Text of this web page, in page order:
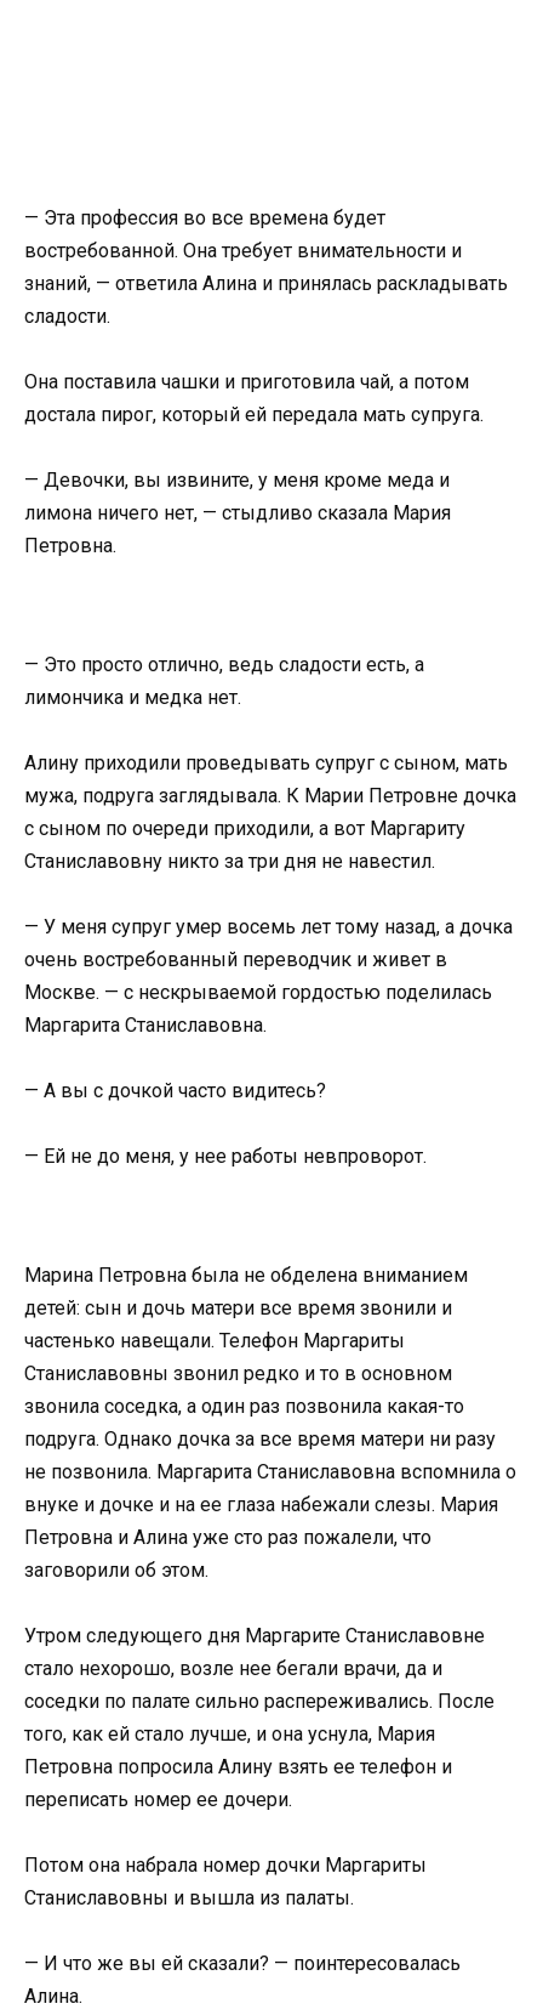
— Эта профессия во все времена будет
востребованной. Она требует внимательности и
знаний, — ответила Алина и принялась раскладывать
сладости.
Она поставила чашки и приготовила чай, а потом
достала пирог, который ей передала мать супруга.
— Девочки, вы извините, у меня кроме меда и
лимона ничего нет, — стыдливо сказала Мария
Петровна.
— Это просто отлично, ведь сладости есть, а
лимончика и медка нет.
Алину приходили проведывать супруг с сыном, мать
мужа, подруга заглядывала. К Марии Петровне дочка
с сыном по очереди приходили, а вот Маргариту
Станиславовну никто за три дня не навестил.
— У меня супруг умер восемь лет тому назад, а дочка
очень востребованный переводчик и живет в
Москве. — с нескрываемой гордостью поделилась
Маргарита Станиславовна.
— А вы с дочкой часто видитесь?
— Ей не до меня, у нее работы невпроворот.
Марина Петровна была не обделена вниманием
детей: сын и дочь матери все время звонили и
частенько навещали. Телефон Маргариты
Станиславовны звонил редко и то в основном
звонила соседка, а один раз позвонила какая-то
подруга. Однако дочка за все время матери ни разу
не позвонила. Маргарита Станиславовна вспомнила о
внуке и дочке и на ее глаза набежали слезы. Мария
Петровна и Алина уже сто раз пожалели, что
заговорили об этом.
Утром следующего дня Маргарите Станиславовне
стало нехорошо, возле нее бегали врачи, да и
соседки по палате сильно распереживались. После
того, как ей стало лучше, и она уснула, Мария
Петровна попросила Алину взять ее телефон и
переписать номер ее дочери.
Потом она набрала номер дочки Маргариты
Станиславовны и вышла из палаты.
— И что же вы ей сказали? — поинтересовалась
Алина.